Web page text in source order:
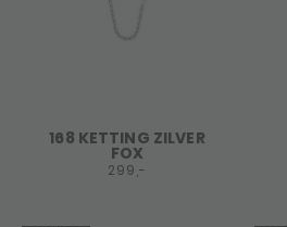
168 KETTING ZILVER
FOX
299,-